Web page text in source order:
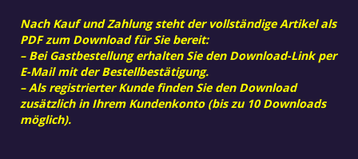
Nach Kauf und Zahlung steht der vollständige Artikel als
PDF zum Download für Sie bereit:
– Bei Gastbestellung erhalten Sie den Download-Link per
E-Mail mit der Bestellbestätigung.
– Als registrierter Kunde finden Sie den Download
zusätzlich in Ihrem Kundenkonto (bis zu 10 Downloads
möglich).